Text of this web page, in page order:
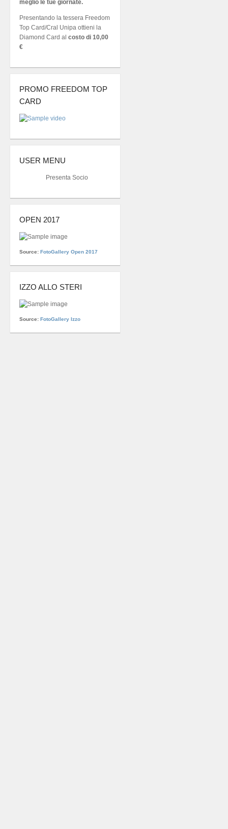
meglio le tue giornate.
Presentando la tessera Freedom
Top Card/Cral Unipa ottieni la
Diamond Card al costo di 10,00
€
PROMO FREEDOM TOP
CARD
USER MENU
Presenta Socio
OPEN 2017
Source: FotoGallery Open 2017
IZZO ALLO STERI
Source: FotoGallery Izzo